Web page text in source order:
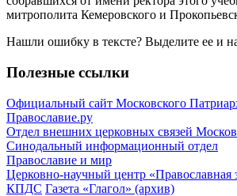
митрополита Кемеровского и
Нашли ошибку в тексте? Выделите ее и
Полезные ссылки
Официальный сайт Московского
Православие.ру
Отдел внешних церковных связей
Синодальный информационный отдел
Православие и мир
Церковно-научный центр «Православная
КПДС Газета «Глагол» (архив)